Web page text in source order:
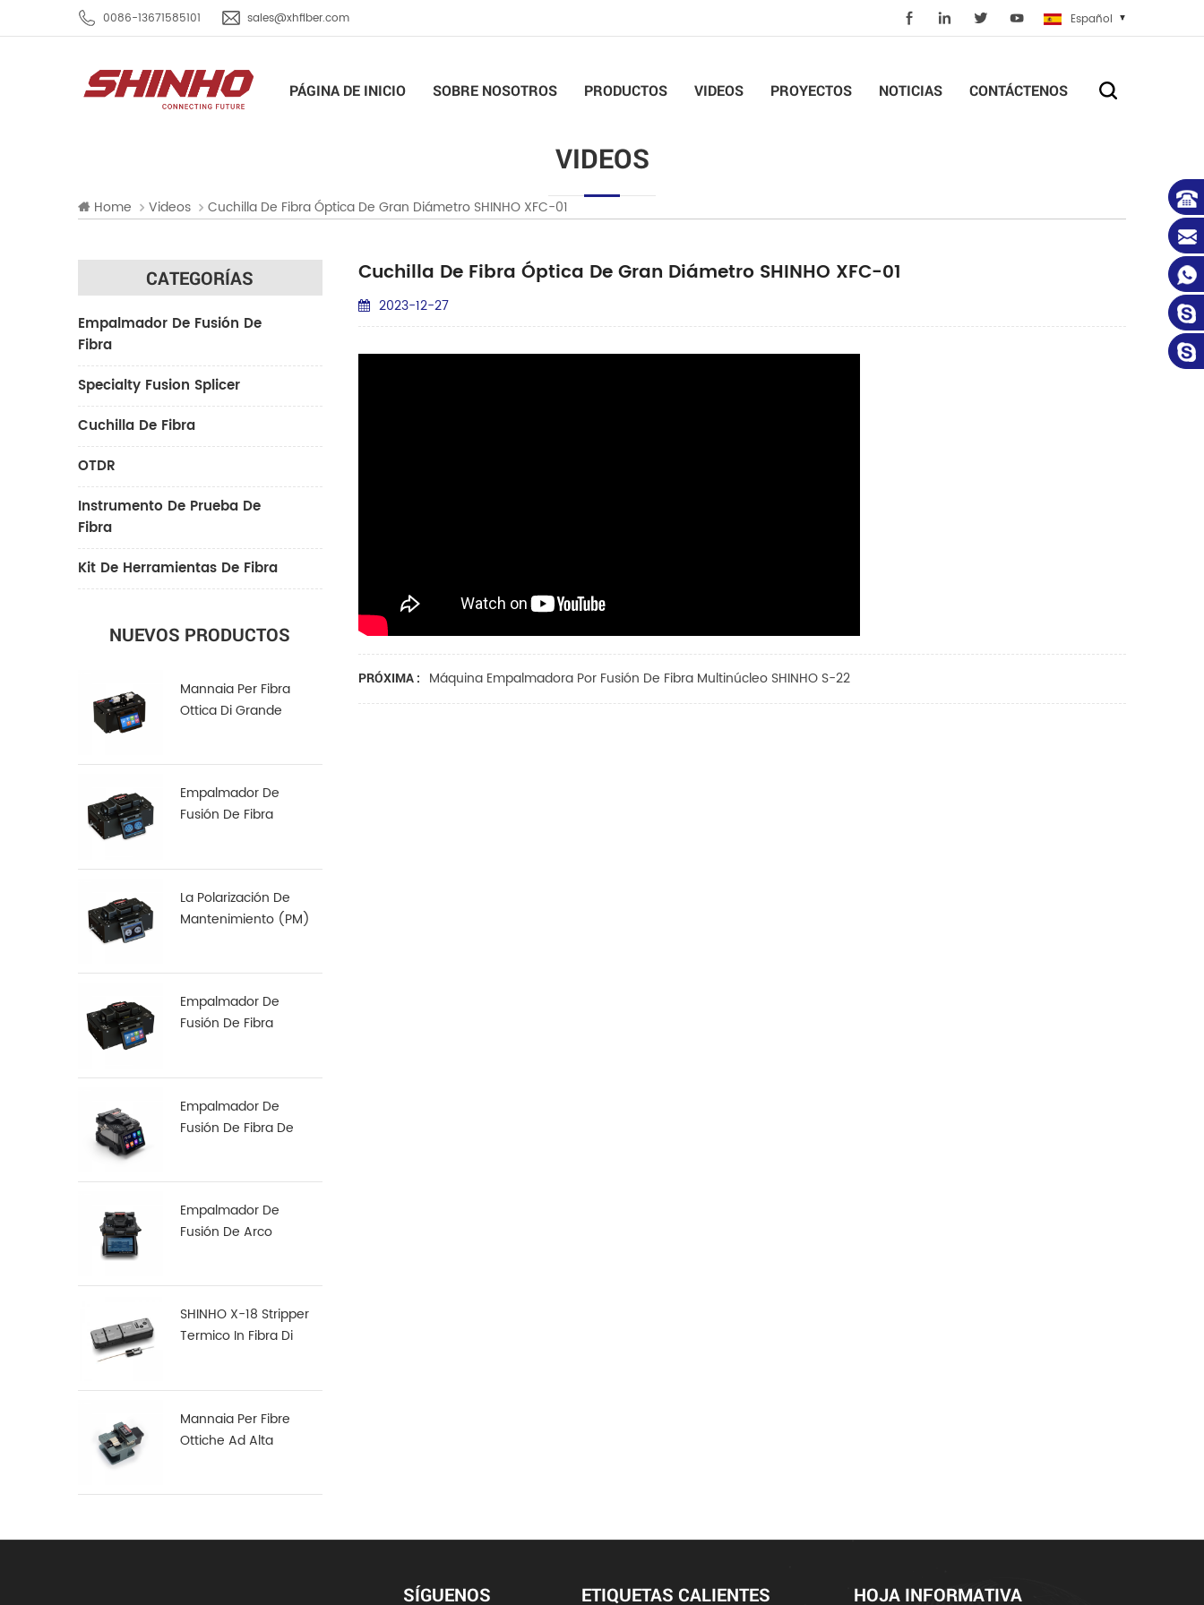
0086-13671585101 sales@xhfiber.com Español
PÁGINA DE INICIO SOBRE NOSOTROS PRODUCTOS VIDEOS PROYECTOS NOTICIAS CONTÁCTENOS
VIDEOS
Home Videos Cuchilla De Fibra Óptica De Gran Diámetro SHINHO XFC-01
CATEGORÍAS
Empalmador De Fusión De
Fibra
Specialty Fusion Splicer
Cuchilla De Fibra
OTDR
Instrumento De Prueba De
Fibra
Kit De Herramientas De Fibra
NUEVOS PRODUCTOS
Mannaia Per Fibra
Ottica Di Grande
Empalmador De
Fusión De Fibra
La Polarización De
Mantenimiento (PM)
Empalmador De
Fusión De Fibra
Empalmador De
Fusión De Fibra De
Empalmador De
Fusión De Arco
SHINHO X-18 Stripper
Termico In Fibra Di
Mannaia Per Fibre
Ottiche Ad Alta
Cuchilla De Fibra Óptica De Gran Diámetro SHINHO XFC-01
2023-12-27
PRÓXIMA : Máquina Empalmadora Por Fusión De Fibra Multinúcleo SHINHO S-22
SÍGUENOS ETIQUETAS CALIENTES HOJA INFORMATIVA